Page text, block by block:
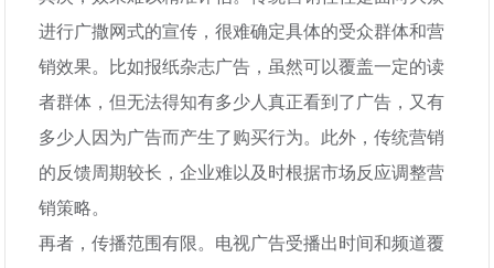
进行广撒网式的宣传，很难确定具体的受众群体和营
销效果。比如报纸杂志广告，虽然可以覆盖一定的读
者群体，但无法得知有多少人真正看到了广告，又有
多少人因为广告而产生了购买行为。此外，传统营销
的反馈周期较长，企业难以及时根据市场反应调整营
销策略。
再者，传播范围有限。电视广告受播出时间和频道覆